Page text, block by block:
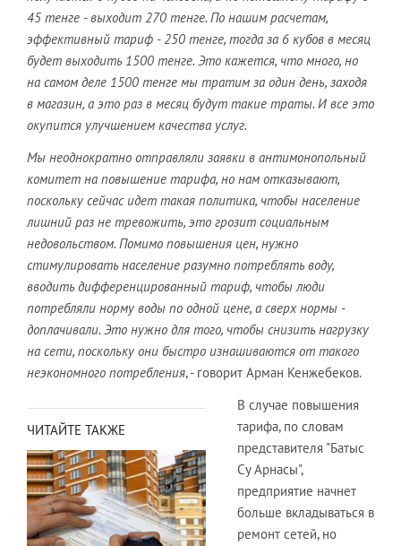
45 тенге - выходит 270 тенге. По нашим расчетам,
эффективный тариф - 250 тенге, тогда за 6 кубов в месяц
будет выходить 1500 тенге. Это кажется, что много, но
на самом деле 1500 тенге мы тратим за один день, заходя
в магазин, а это раз в месяц будут такие траты. И все это
окупится улучшением качества услуг.
Мы неоднократно отправляли заявки в антимонопольный
комитет на повышение тарифа, но нам отказывают,
поскольку сейчас идет такая политика, чтобы население
лишний раз не тревожить, это грозит социальным
недовольством. Помимо повышения цен, нужно
стимулировать население разумно потреблять воду,
вводить дифференцированный тариф, чтобы люди
потребляли норму воды по одной цене, а сверх нормы -
доплачивали. Это нужно для того, чтобы снизить нагрузку
на сети, поскольку они быстро изнашиваются от такого
неэкономного потребления, - говорит Арман Кенжебеков.
ЧИТАЙТЕ ТАКЖЕ
В случае повышения
тарифа, по словам
представителя "Батыс
Су Арнасы",
предприятие начнет
больше вкладываться в
ремонт сетей, но